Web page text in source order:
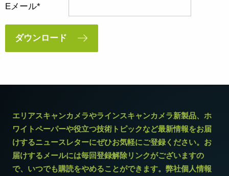
Eメール
ダウンロード
エリアスキャンカメラやラインスキャンカメラ新製品、ホ
ワイトペーパーや役立つ技術トピックなど最新情報をお届
けするニュースレターにぜひお気軽にご登録ください。お
届けするメールには毎回登録解除リンクがございますの
で、いつでも購読をやめることができます。弊社個人情報